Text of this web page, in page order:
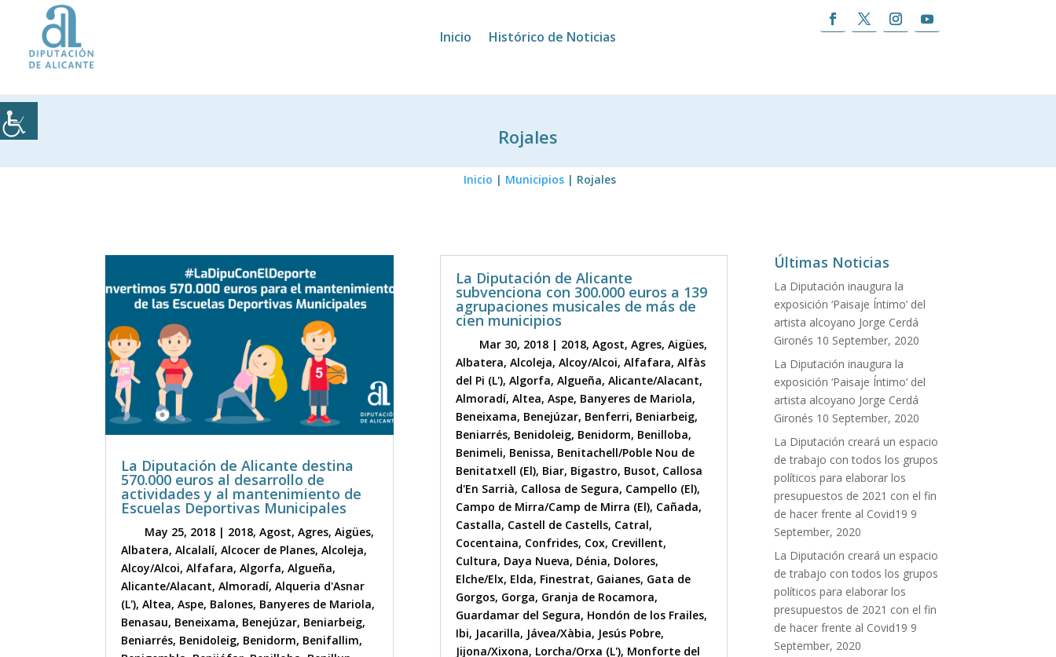
Inicio Histórico de Noticias
Rojales
Inicio | Municipios | Rojales
La Diputación de Alicante destina
570.000 euros al desarrollo de
actividades y al mantenimiento de
Escuelas Deportivas Municipales
May 25, 2018 | 2018,Agost,Agres,Aigües,
Albatera,Alcalalí,Alcocer de Planes,Alcoleja,
Alcoy/Alcoi,Alfafara,Algorfa,Algueña,
Alicante/Alacant,Almoradí,Alqueria d'Asnar
(L'),Altea,Aspe, Balones, Banyeres de Mariola,
Benasau, Beneixama, Benejúzar, Beniarbeig,
Beniarrés, Benidoleig, Benidorm, Benifallim,
La Diputación de Alicante
subvenciona con 300.000 euros a 139
agrupaciones musicales de más de
cien municipios
Mar 30, 2018| 2018, Agost, Agres, Aigües,
Albatera, Alcoleja, Alcoy/Alcoi, Alfafara, Alfàs
del Pi (L'), Algorfa, Algueña, Alicante/Alacant,
Almoradí, Altea, Aspe, Banyeres de Mariola,
Beneixama, Benejúzar, Benferri, Beniarbeig,
Beniarrés, Benidoleig, Benidorm, Benilloba,
Benimeli, Benissa, Benitachell/Poble Nou de
Benitatxell (El), Biar, Bigastro, Busot, Callosa
d'En Sarrià, Callosa de Segura, Campello (El),
Campo de Mirra/Camp de Mirra (El), Cañada,
Castalla, Castell de Castells, Catral,
Cocentaina, Confrides, Cox, Crevillent,
Cultura, Daya Nueva, Dénia, Dolores,
Elche/Elx, Elda, Finestrat, Gaianes, Gata de
Gorgos, Gorga, Granja de Rocamora,
Guardamar del Segura, Hondón de los Frailes,
Ibi, Jacarilla, Jávea/Xàbia, Jesús Pobre,
Jijona/Xixona, Lorcha/Orxa (L'), Monforte del
Últimas Noticias
La Diputación inaugura la
exposición ‘Paisaje Íntimo’ del
artista alcoyano Jorge Cerdá
Gironés 10 September, 2020
La Diputación inaugura la
exposición ‘Paisaje Íntimo’ del
artista alcoyano Jorge Cerdá
Gironés 10 September, 2020
La Diputación creará un espacio
de trabajo con todos los grupos
políticos para elaborar los
presupuestos de 2021 con el fin
de hacer frente al Covid19 9
September, 2020
La Diputación creará un espacio
de trabajo con todos los grupos
políticos para elaborar los
presupuestos de 2021 con el fin
de hacer frente al Covid19 9
September, 2020